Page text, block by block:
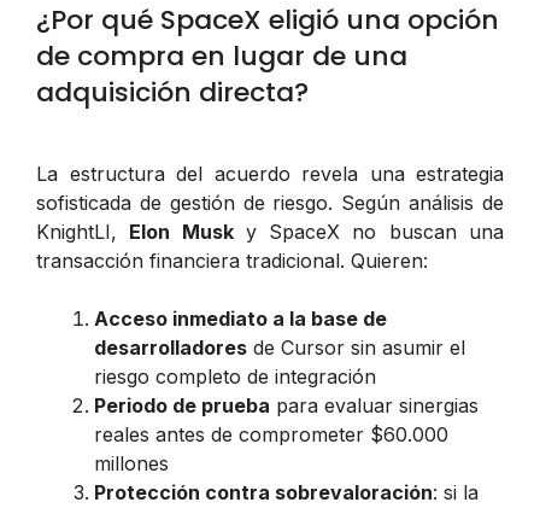
¿Por qué SpaceX eligió una opción
de compra en lugar de una
adquisición directa?
La estructura del acuerdo revela una estrategia
sofisticada de gestión de riesgo. Según análisis de
KnightLI, Elon Musky SpaceX no buscan una
transacción financiera tradicional. Quieren:
Acceso inmediato a la base de
desarrolladores de Cursor sin asumir el
riesgo completo de integración
Periodo de prueba para evaluar sinergias
reales antes de comprometer $60.000
millones
Protección contra sobrevaloración: si la